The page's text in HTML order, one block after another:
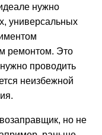
нужно
универсальных
ремонтом. Это
проводить
неизбежной
.
, но не